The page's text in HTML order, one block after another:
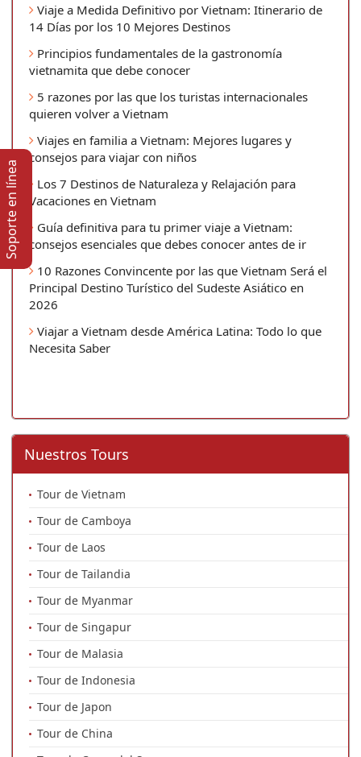
Viaje a Medida Definitivo por Vietnam: Itinerario de
14 Días por los 10 Mejores Destinos
Principios fundamentales de la gastronomía
vietnamita que debe conocer
5 razones por las que los turistas internacionales
quieren volver a Vietnam
Viajes en familia a Vietnam: Mejores lugares y
consejos para viajar con niños
Los 7 Destinos de Naturaleza y Relajación para
Vacaciones en Vietnam
Guía definitiva para tu primer viaje a Vietnam:
consejos esenciales que debes conocer antes de ir
10 Razones Convincente por las que Vietnam Será el
Principal Destino Turístico del Sudeste Asiático en
2026
Viajar a Vietnam desde América Latina: Todo lo que
Necesita Saber
Nuestros Tours
Tour de Vietnam
Tour de Camboya
Tour de Laos
Tour de Tailandia
Tour de Myanmar
Tour de Singapur
Tour de Malasia
Tour de Indonesia
Tour de Japon
Tour de China
Soporte en lí­nea